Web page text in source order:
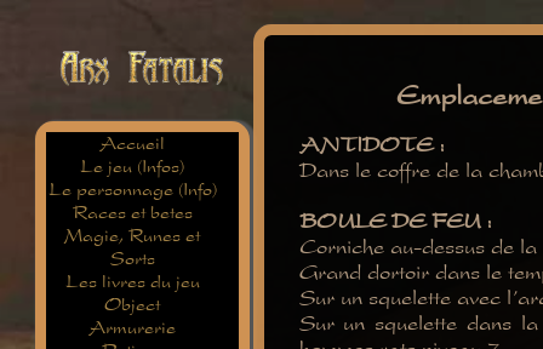
Accueil
Le jeu (Infos)
Le personnage (Info)
Races et betes
Magie, Runes et
Sorts
Les livres du jeu
Object
Armurerie
ANTIDOTE :
Dans le coffre de la
BOULE DE FEU :
Corniche au-dessus de la
Grand dortoir dans le
Sur un squelette avec
Sur un squelette dans